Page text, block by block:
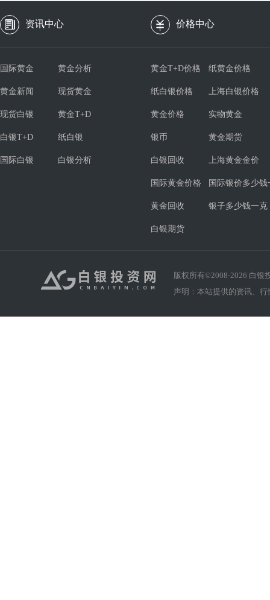
资讯中心 价格中心
国际黄金 黄金分析
黄金新闻 现货黄金
现货白银 黄金T+D
白银T+D 纸白银
国际白银 白银分析
黄金T+D价格 纸黄金价格
纸白银价格 上海白银价格
黄金价格 实物黄金
银币 黄金期货
白银回收 上海黄金金价
国际黄金价格 国际银价多少钱
黄金回收 银子多少钱一克
白银期货
版权所有©2008-2026 白银
声明：本站提供的资讯、